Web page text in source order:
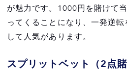
が魅力です。1000円を賭けて
ってくることになり、一発逆
して人気があります。
スプリットベット（2点